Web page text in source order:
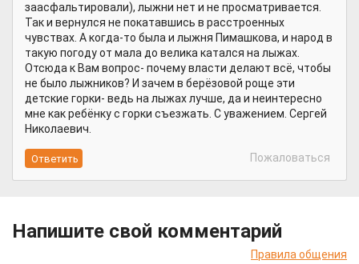
заасфальтировали), лыжни нет и не просматривается.
Так и вернулся не покатавшись в расстроенных
чувствах. А когда-то была и лыжня Пимашкова, и народ в
такую погоду от мала до велика катался на лыжах.
Отсюда к Вам вопрос- почему власти делают всё, чтобы
не было лыжников? И зачем в берёзовой роще эти
детские горки- ведь на лыжах лучше, да и неинтересно
мне как ребёнку с горки съезжать. С уважением. Сергей
Николаевич.
Пожаловаться
Напишите свой комментарий
Правила общения